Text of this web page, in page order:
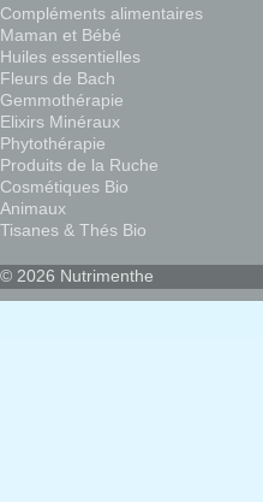
Compléments alimentaires
Maman et Bébé
Huiles essentielles
Fleurs de Bach
Gemmothérapie
Elixirs Minéraux
Phytothérapie
Produits de la Ruche
Cosmétiques Bio
Animaux
Tisanes & Thés Bio
© 2026 Nutrimenthe